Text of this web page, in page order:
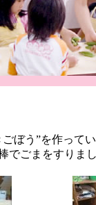
ぼう”を作って
でごまをすりま